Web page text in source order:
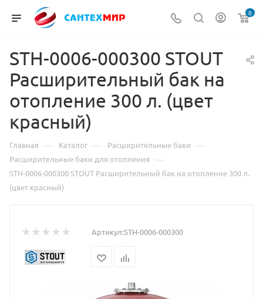
0
STH-0006-000300 STOUT
Расширительный бак на
отопление 300 л. (цвет
красный)
Главная — Каталог — Расширительные баки —
Расширительные баки для отопления —
STH-0006-000300 STOUT Расширительный бак на отопление 300 л.
(цвет красный)
Артикул:STH-0006-000300